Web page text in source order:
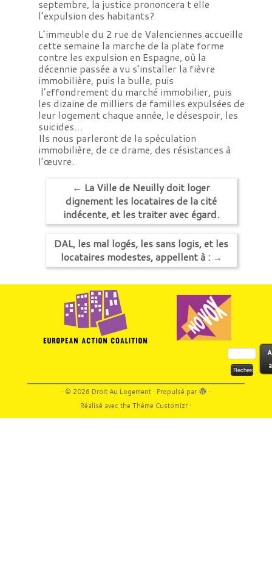
septembre, la justice prononcera t elle
l’expulsion des habitants?
L’immeuble du 2 rue de Valenciennes accueille
cette semaine la marche de la plate forme
contre les expulsion en Espagne, où la
décennie passée a vu s’installer la fièvre
immobilière, puis la bulle, puis
l’effondrement du marché immobilier, puis
les dizaine de milliers de familles expulsées de
leur logement chaque année, le désespoir, les
suicides…
Ils nous parleront de la spéculation
immobilière, de ce drame, des résistances à
l’œuvre.
← La Ville de Neuilly doit loger
dignement les locataires de la cité
indécente, et les traiter avec égard.
DAL, les mal logés, les sans logis, et les
locataires modestes, appellent à : →
Rechercher :
· © 2026 Droit Au Logement· Propulsé par
·
Réalisé avec theThème Customizr·